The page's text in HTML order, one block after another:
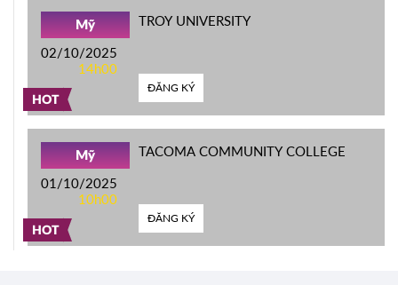
HOT
Mỹ
02/10/2025
14h00
TROY UNIVERSITY
ĐĂNG KÝ
HOT
Mỹ
01/10/2025
10h00
TACOMA COMMUNITY COLLEGE
ĐĂNG KÝ